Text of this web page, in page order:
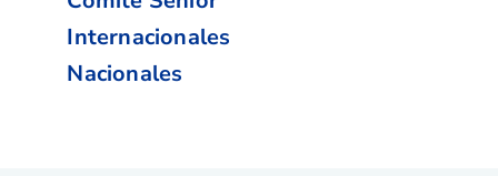
Internacionales
Nacionales